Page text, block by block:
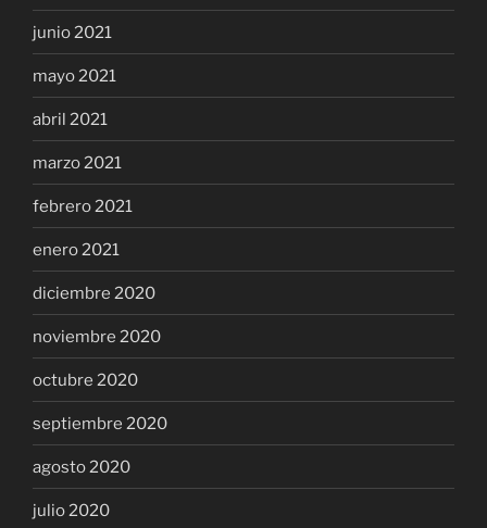
junio 2021
mayo 2021
abril 2021
marzo 2021
febrero 2021
enero 2021
diciembre 2020
noviembre 2020
octubre 2020
septiembre 2020
agosto 2020
julio 2020